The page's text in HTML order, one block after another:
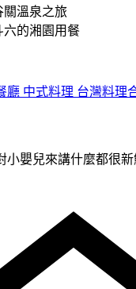
關溫泉之旅
六的湘園用餐
廳 中式料理 台灣料理
小嬰兒來講什麼都很新